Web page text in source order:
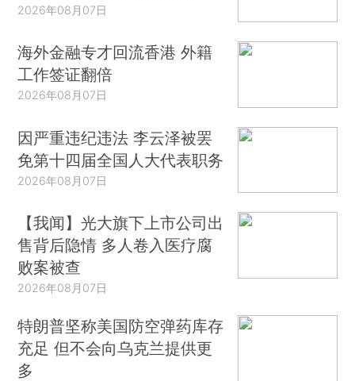
2026年08月07日
海外金融专才回流香港 外籍
工作签证翻倍
2026年08月07日
因严重违纪违法 李云泽被罢
免第十四届全国人大代表职务
2026年08月07日
【我闻】光大旗下上市公司出
售背后隐情 多人卷入医疗腐
败案被查
2026年08月07日
特朗普坚称美国防空弹药库存
充足 但不会向乌克兰提供更
多